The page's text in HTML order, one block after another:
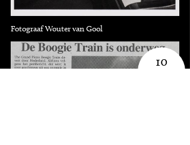
Fotograaf Wouter van Gool
10